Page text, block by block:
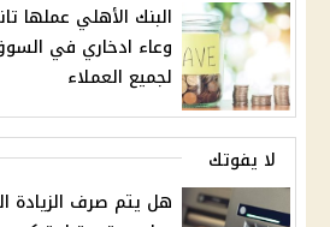
البنك الأهلي عملها
وعاء ادخاري في
لجميع العملاء
لا يفوتك
هل يتم صرف